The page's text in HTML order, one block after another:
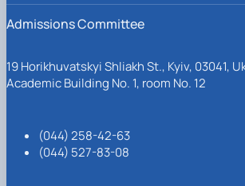
Admissions Committee
19 Horikhuvatskyi Shliakh St., Kyiv, 03041,
Academic Building No. 1, room No. 12
(044) 258-42-63
(044) 527-83-08